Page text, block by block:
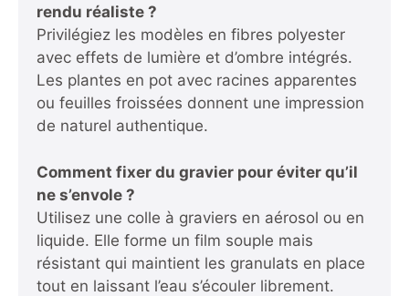
rendu réaliste ?
Privilégiez les modèles en fibres polyester
avec effets de lumière et d’ombre intégrés.
Les plantes en pot avec racines apparentes
ou feuilles froissées donnent une impression
de naturel authentique.
Comment fixer du gravier pour éviter qu’il
ne s’envole ?
Utilisez une colle à graviers en aérosol ou en
liquide. Elle forme un film souple mais
résistant qui maintient les granulats en place
tout en laissant l’eau s’écouler librement.